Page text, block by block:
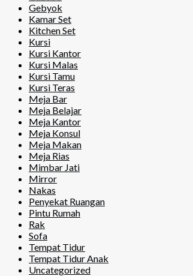
Gebyok
Kamar Set
Kitchen Set
Kursi
Kursi Kantor
Kursi Malas
Kursi Tamu
Kursi Teras
Meja Bar
Meja Belajar
Meja Kantor
Meja Konsul
Meja Makan
Meja Rias
Mimbar Jati
Mirror
Nakas
Penyekat Ruangan
Pintu Rumah
Rak
Sofa
Tempat Tidur
Tempat Tidur Anak
Uncategorized